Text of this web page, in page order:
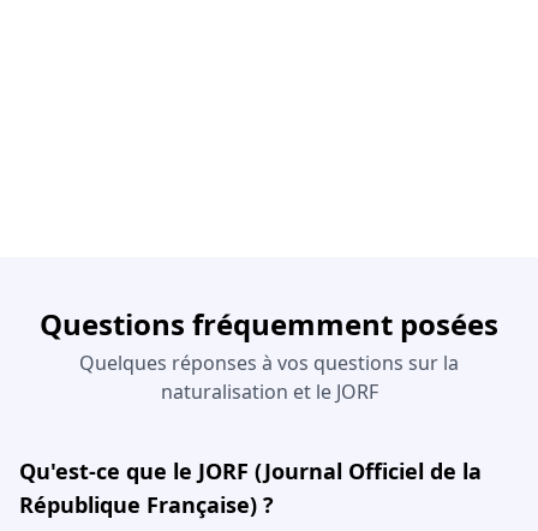
Questions fréquemment posées
Quelques réponses à vos questions sur la
naturalisation et le JORF
Qu'est-ce que le JORF (Journal Officiel de la
République Française) ?